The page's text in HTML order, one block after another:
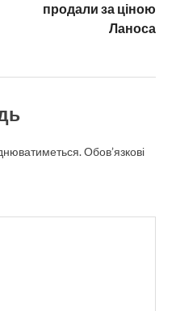
продали за ціною
Ланоса
Обов’язкові